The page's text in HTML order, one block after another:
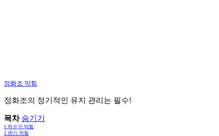
정화조 막힘
정화조의 정기적인 유지 관리는 필수!
목차 숨기기
1 하수구 막힘
2 변기 막힘